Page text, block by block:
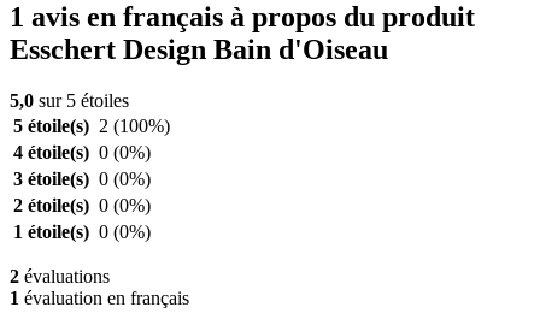
1 avis en français à propos du produit
Esschert Design Bain d'Oiseau
5,0 sur 5 étoiles
5 étoile(s) 2 (100%)
4 étoile(s) 0 (0%)
3 étoile(s) 0 (0%)
2 étoile(s) 0 (0%)
1 étoile(s) 0 (0%)
2 évaluations
1 évaluation en français